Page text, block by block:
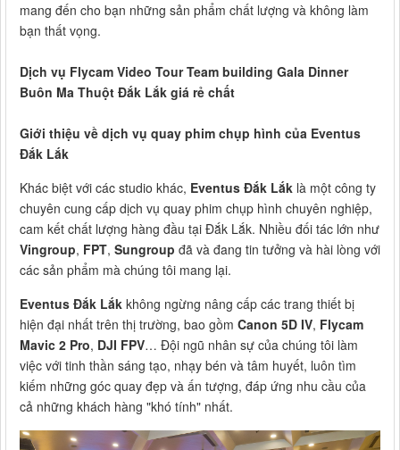
mang đến cho bạn những sản phẩm chất lượng và không làm
bạn thất vọng.
Dịch vụ Flycam Video Tour Team building Gala Dinner
Buôn Ma Thuột Đắk Lắk giá rẻ chất
Giới thiệu về dịch vụ quay phim chụp hình của Eventus
Đắk Lắk
Khác biệt với các studio khác, Eventus Đắk Lắk là một công ty
chuyên cung cấp dịch vụ quay phim chụp hình chuyên nghiệp,
cam kết chất lượng hàng đầu tại Đắk Lắk. Nhiều đối tác lớn như
Vingroup, FPT, Sungroup đã và đang tin tưởng và hài lòng với
các sản phẩm mà chúng tôi mang lại.
Eventus Đắk Lắk không ngừng nâng cấp các trang thiết bị
hiện đại nhất trên thị trường, bao gồm Canon 5D IV, Flycam
Mavic 2 Pro, DJI FPV… Đội ngũ nhân sự của chúng tôi làm
việc với tinh thần sáng tạo, nhạy bén và tâm huyết, luôn tìm
kiếm những góc quay đẹp và ấn tượng, đáp ứng nhu cầu của
cả những khách hàng "khó tính" nhất.